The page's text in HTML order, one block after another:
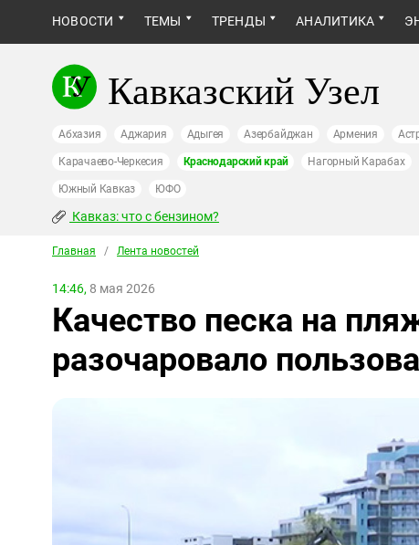
НОВОСТИ ТЕМЫ ТРЕНДЫ АНАЛИТИКА
Кавказский Узел
Абхазия Аджария Адыгея Азербайджан Армения
Карачаево-Черкесия Краснодарский край Нагорный Карабах
Южный Кавказ ЮФО
Кавказ: что с бензином?
Главная / Лента новостей
14:46, 8 мая 2026
Качество песка на
разочаровало